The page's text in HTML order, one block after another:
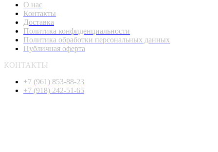
О нас
Контакты
Доставка
Политика конфиденциальности
Политика обработки персональных данных
Публичная оферта
КОНТАКТЫ
+7 (961) 853-88-23
+7 (918) 242-51-65